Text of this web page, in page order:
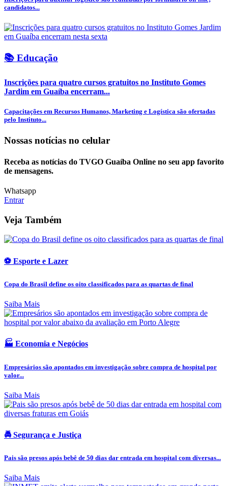
candidatos...
📚 Educação
Inscrições para quatro cursos gratuitos no Instituto Gomes
Jardim em Guaíba encerram...
Capacitações em Recursos Humanos, Marketing e Logística são ofertadas
pelo Instituto...
Nossas notícias no celular
Receba as notícias do TVGO Guaíba Online no seu app favorito
de mensagens.
Whatsapp
Entrar
Veja Também
⚽ Esporte e Lazer
Copa do Brasil define os oito classificados para as quartas de final
Saiba Mais
🏭 Economia e Negócios
Empresários são apontados em investigação sobre compra de hospital por
valor...
Saiba Mais
🚔 Segurança e Justiça
Pais são presos após bebê de 50 dias dar entrada em hospital com diversas...
Saiba Mais